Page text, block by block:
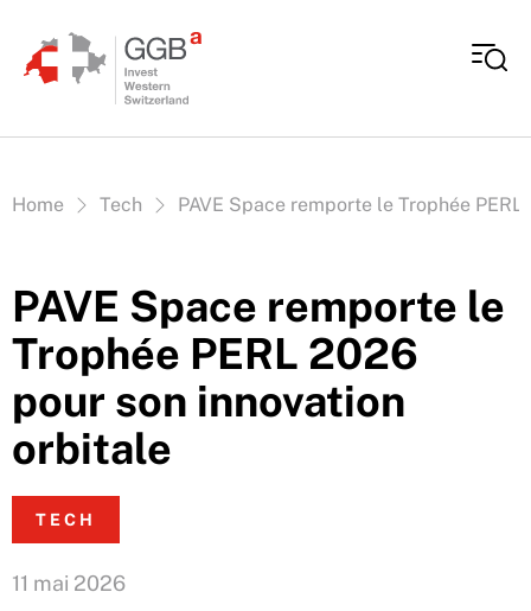
Vous êtes ici:
Home Tech PAVE Space remporte le Trophée
PAVE Space remporte le
Trophée PERL 2026
pour son innovation
orbitale
TECH
11 mai 2026